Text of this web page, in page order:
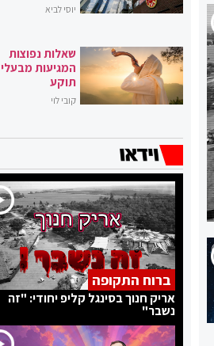
יוסי לביא
שאלות נפוצות
המגיעות מבעלי
תוקע
קובי לוי
ברוח התקופה
אריק חנוך בסינגל קליפ יחודי: "זה
נשבר"